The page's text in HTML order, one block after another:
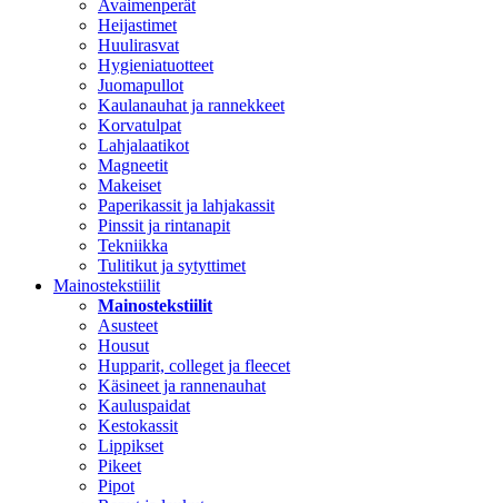
Avaimenperät
Heijastimet
Huulirasvat
Hygieniatuotteet
Juomapullot
Kaulanauhat ja rannekkeet
Korvatulpat
Lahjalaatikot
Magneetit
Makeiset
Paperikassit ja lahjakassit
Pinssit ja rintanapit
Tekniikka
Tulitikut ja sytyttimet
Mainostekstiilit
Mainostekstiilit
Asusteet
Housut
Hupparit, colleget ja fleecet
Käsineet ja rannenauhat
Kauluspaidat
Kestokassit
Lippikset
Pikeet
Pipot